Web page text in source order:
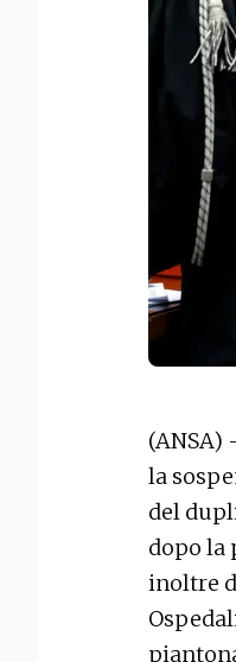
(ANSA)
la
del
dopo la
inoltre